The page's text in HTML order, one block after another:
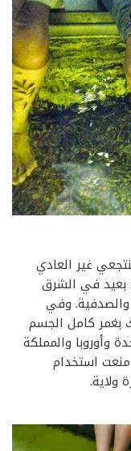
غير العادي
بعيد في الشرق
والصدفية. وفي
بغمر كامل الجسم
وأوروبا والمملكة
منعت استخدام
ولاية.